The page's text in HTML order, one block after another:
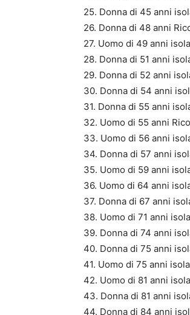
25. Donna di 45 anni
26. Donna di 48 anni
27. Uomo di 49 anni
28. Donna di 51 anni
29. Donna di 52 anni
30. Donna di 54 anni
31. Donna di 55 anni
32. Uomo di 55 anni
33. Uomo di 56 anni
34. Donna di 57 anni
35. Uomo di 59 anni
36. Uomo di 64 anni
37. Donna di 67 anni
38. Uomo di 71 anni
39. Donna di 74 anni
40. Donna di 75 anni
41. Uomo di 75 anni
42. Uomo di 81 anni
43. Donna di 81 anni
44. Donna di 84 anni